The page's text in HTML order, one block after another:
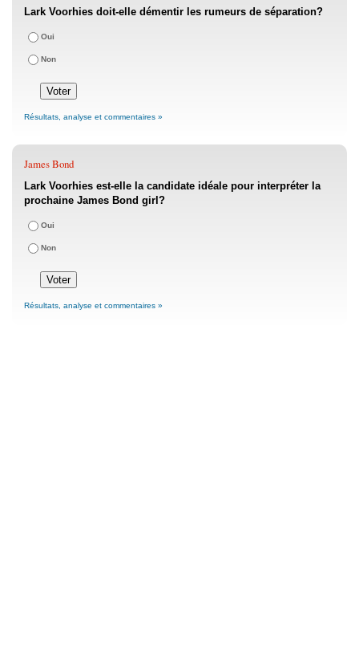
Lark Voorhies doit-elle démentir les rumeurs de séparation?
Oui
Non
Résultats, analyse et commentaires »
James Bond
Lark Voorhies est-elle la candidate idéale pour interpréter la
prochaine James Bond girl?
Oui
Non
Résultats, analyse et commentaires »